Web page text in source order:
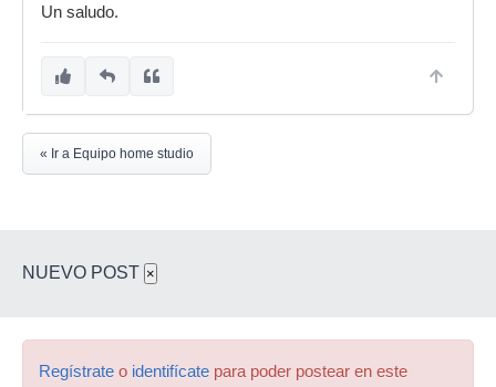
Un saludo.
« Ir a Equipo home studio
NUEVO POST ×
Regístrate o identifícate para poder postear en este